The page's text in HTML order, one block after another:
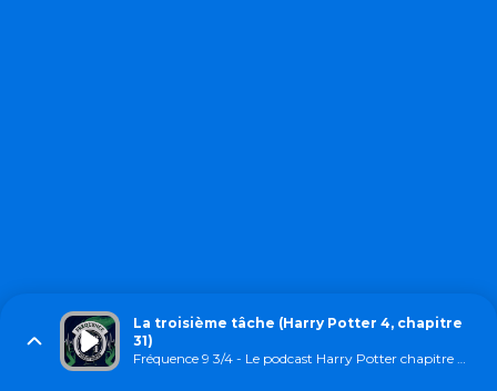
La troisième tâche (Harry Potter 4, chapitre
31)
Fréquence 9 3/4 - Le podcast Harry Potter chapitre par chapitre